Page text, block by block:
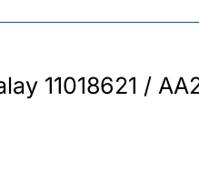
11018621 /